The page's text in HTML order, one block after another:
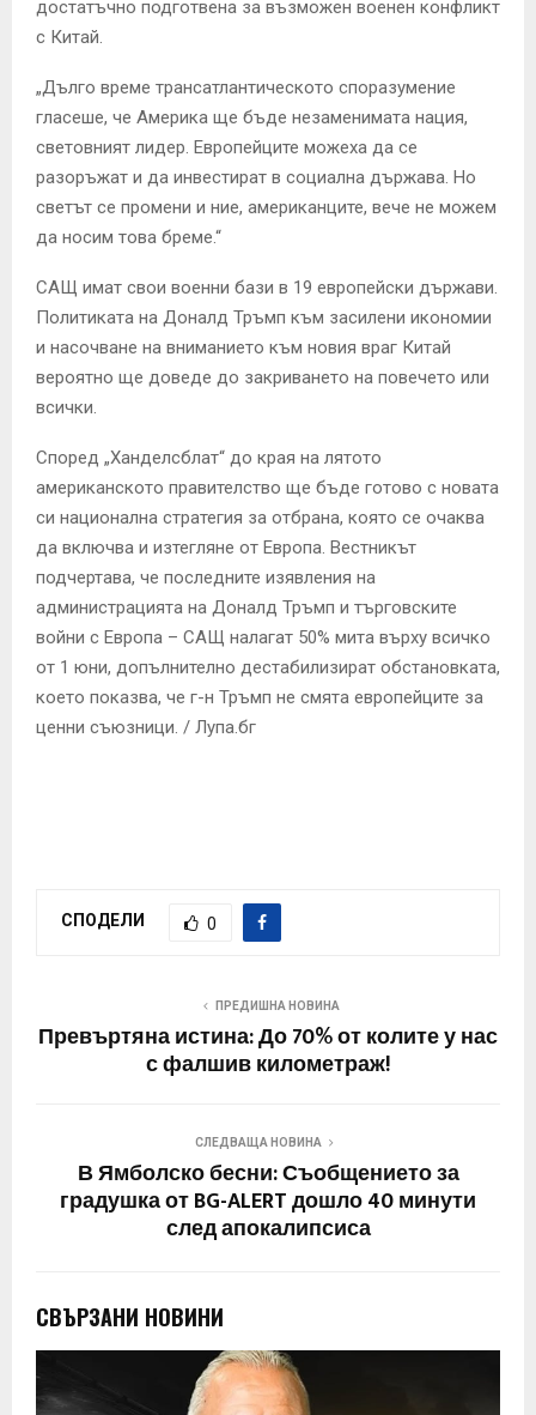
достатъчно подготвена за възможен военен конфликт
с Китай.
„Дълго време трансатлантическото споразумение
гласеше, че Америка ще бъде незаменимата нация,
световният лидер. Европейците можеха да се
разоръжат и да инвестират в социална държава. Но
светът се промени и ние, американците, вече не можем
да носим това бреме.“
САЩ имат свои военни бази в 19 европейски държави.
Политиката на Доналд Тръмп към засилени икономии
и насочване на вниманието към новия враг Китай
вероятно ще доведе до закриването на повечето или
всички.
Според „Ханделсблат“ до края на лятото
американското правителство ще бъде готово с новата
си национална стратегия за отбрана, която се очаква
да включва и изтегляне от Европа. Вестникът
подчертава, че последните изявления на
администрацията на Доналд Тръмп и търговските
войни с Европа – САЩ налагат 50% мита върху всичко
от 1 юни, допълнително дестабилизират обстановката,
което показва, че г-н Тръмп не смята европейците за
ценни съюзници. / Лупа.бг
СПОДЕЛИ 0
ПРЕДИШНА НОВИНА
Превъртяна истина: До 70% от колите у нас
с фалшив километраж!
СЛЕДВАЩА НОВИНА
В Ямболско бесни: Съобщението за
градушка от BG-ALERT дошло 40 минути
след апокалипсиса
СВЪРЗАНИ НОВИНИ